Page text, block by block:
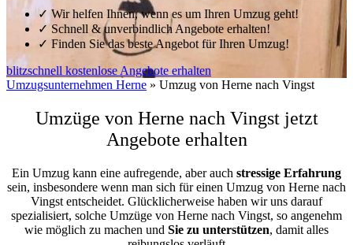
✓ Wir helfen Ihnen, wenn es um Ihren Umzug geht!
✓Schnell & unverbindlich Angebote erhalten!
✓ Finden Sie das beste Angebot für Ihren Umzug!
blitzschnell kostenlose Angebote erhalten
Umzugsunternehmen Herne » Umzug von Herne nach Vingst
Umzüge von Herne nach Vingst jetzt
Angebote erhalten
Ein Umzug kann eine aufregende, aber auch stressige Erfahrung
sein, insbesondere wenn man sich für einen Umzug von Herne nach
Vingst entscheidet. Glücklicherweise haben wir uns darauf
spezialisiert, solche Umzüge von Herne nach Vingst, so angenehm
wie möglich zu machen und Sie zu unterstützen, damit alles